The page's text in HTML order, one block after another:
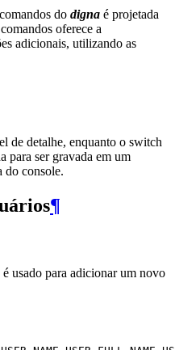
do digna é projetada
oferece a
adicionais, utilizando as
de detalhe, enquanto o switch
para ser gravada em um
do console.
¶
é usado para adicionar um novo